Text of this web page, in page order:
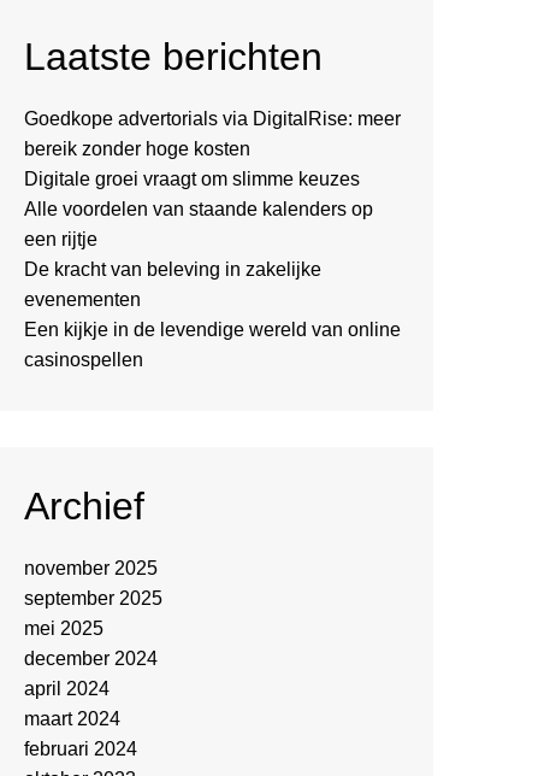
Laatste berichten
Goedkope advertorials via DigitalRise: meer
bereik zonder hoge kosten
Digitale groei vraagt om slimme keuzes
Alle voordelen van staande kalenders op
een rijtje
De kracht van beleving in zakelijke
evenementen
Een kijkje in de levendige wereld van online
casinospellen
Archief
november 2025
september 2025
mei 2025
december 2024
april 2024
maart 2024
februari 2024